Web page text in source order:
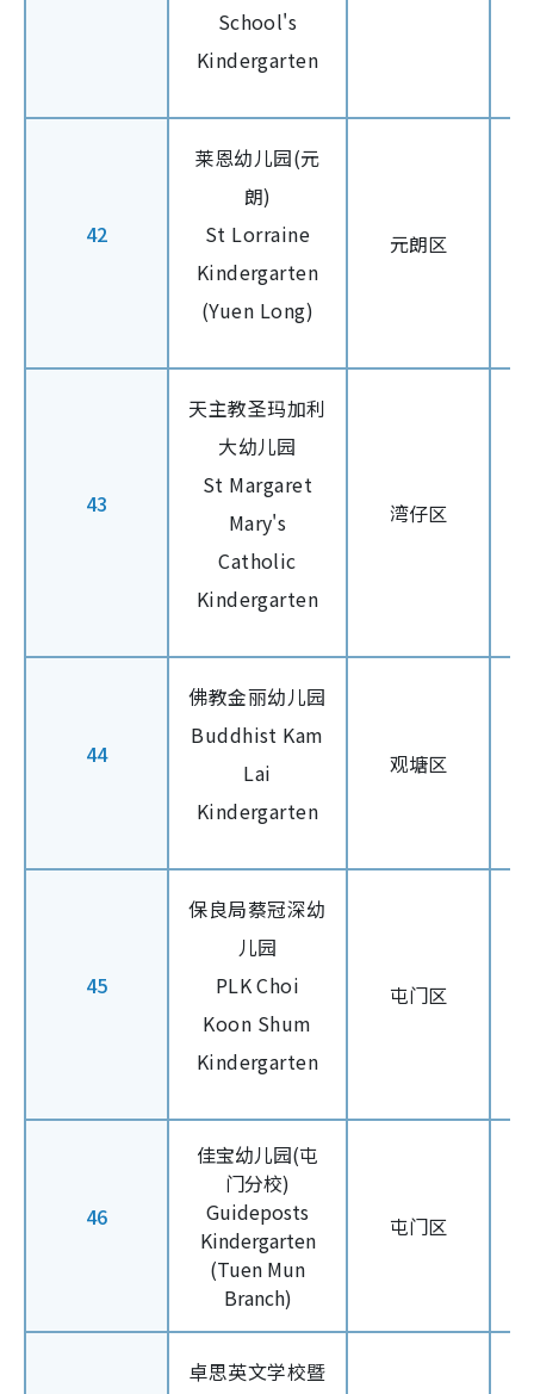
School's
Kindergarten
42
莱恩幼儿园(元
朗)
St Lorraine
Kindergarten
(Yuen Long)
元朗区
43
天主教圣玛加利
大幼儿园
St Margaret
Mary's
Catholic
Kindergarten
湾仔区
44
佛教金丽幼儿园
Buddhist Kam
Lai
Kindergarten
观塘区
45
保良局蔡冠深幼
儿园
PLK Choi
Koon Shum
Kindergarten
屯门区
46
佳宝幼儿园(屯
门分校)
Guideposts
Kindergarten
(Tuen Mun
Branch)
屯门区
卓思英文学校暨